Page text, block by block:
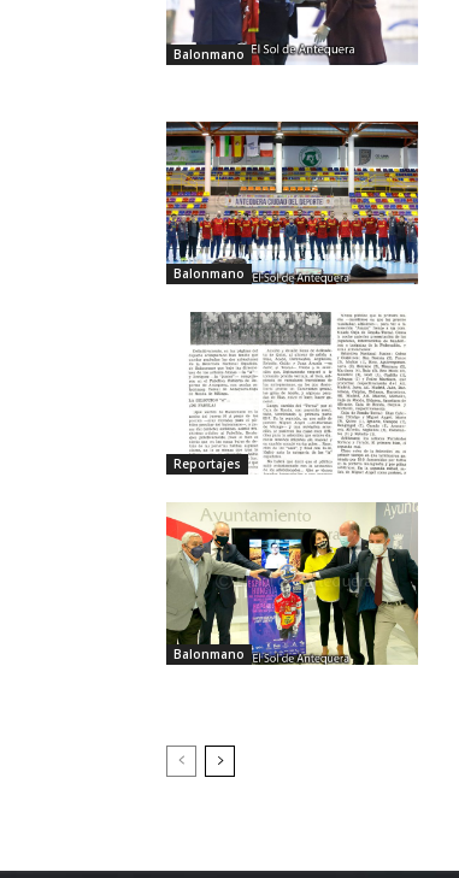
Balonmano
Balonmano
Reportajes
Balonmano